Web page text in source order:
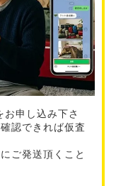
お申し込み下さ
認できれば仮査
ご発送頂くこと